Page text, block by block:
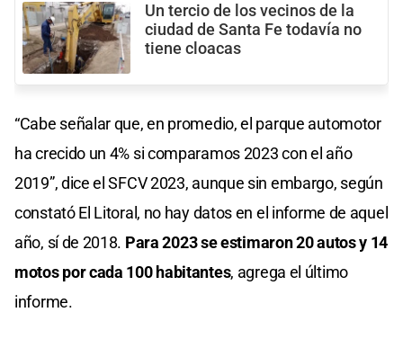
Un tercio de los vecinos de la
ciudad de Santa Fe todavía no
tiene cloacas
“Cabe señalar que, en promedio, el parque automotor
ha crecido un 4% si comparamos 2023 con el año
2019”, dice el SFCV 2023, aunque sin embargo, según
constató El Litoral, no hay datos en el informe de aquel
año, sí de 2018. Para 2023 se estimaron 20 autos y 14
motos por cada 100 habitantes, agrega el último
informe.